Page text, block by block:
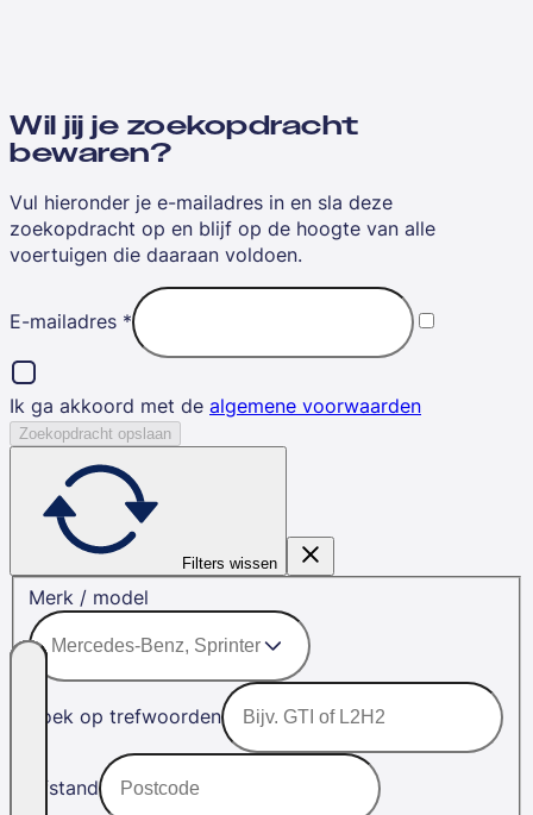
Wil jij je zoekopdracht
bewaren?
Vul hieronder je e-mailadres in en sla deze
zoekopdracht op en blijf op de hoogte van alle
voertuigen die daaraan voldoen.
E-mailadres *
Ik ga akkoord met de algemene voorwaarden
Zoekopdracht opslaan
Filters wissen
Merk / model
Zoek op trefwoorden
Afstand